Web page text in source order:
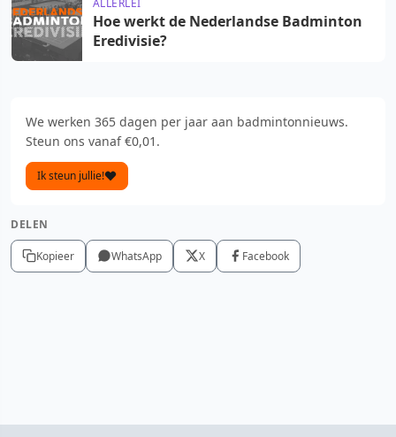
Hoe werkt de Nederlandse Badminton
Eredivisie?
We werken 365 dagen per jaar aan badmintonnieuws.
Steun ons vanaf €0,01.
Ik steun jullie!
DELEN
Kopieer WhatsApp X Facebook